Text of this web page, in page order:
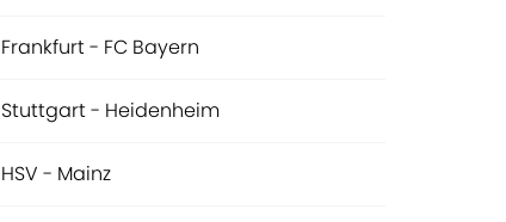
Frankfurt - FC Bayern
Stuttgart - Heidenheim
HSV - Mainz